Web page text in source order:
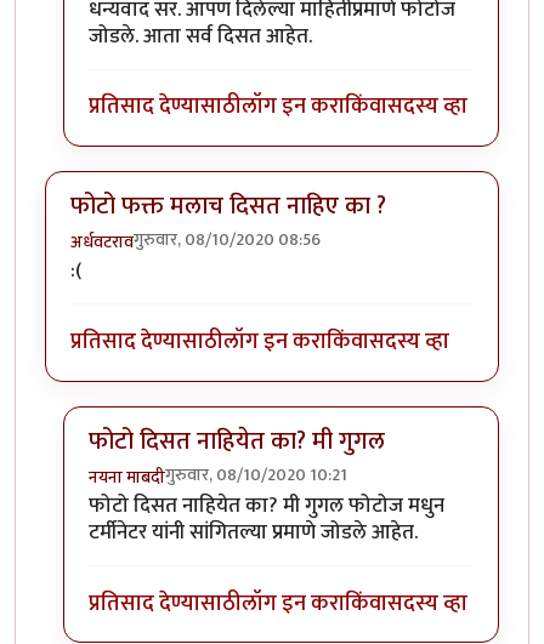
In reply toफरच खडतर .byकंजूस
धन्यवाद सर. आपण दिलेल्या माहितीप्रमाणे फोटोज
जोडले. आता सर्व दिसत आहेत.
प्रतिसाद देण्यासाठीलॉग इन कराकिंवासदस्य व्हा
फोटो फक्त मलाच दिसत नाहिए का ?
अर्धवटरावगुरुवार, 08/10/2020 08:56
:(
प्रतिसाद देण्यासाठीलॉग इन कराकिंवासदस्य व्हा
फोटो दिसत नाहियेत का? मी गुगल
नयना माबदीगुरुवार, 08/10/2020 10:21
In reply toफोटो फक्त मलाच दिसत नाहिए का ?
फोटो दिसत नाहियेत का? मी गुगल फोटोज मधुन
टर्मीनेटर यांनी सांगितल्या प्रमाणे जोडले आहेत.
प्रतिसाद देण्यासाठीलॉग इन कराकिंवासदस्य व्हा